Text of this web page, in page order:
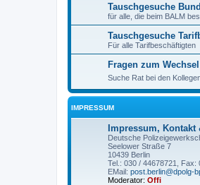
Tauschgesuche
für alle, die beim BALM
Tauschgesuche
Für alle Tarifbeschäftigten
Fragen zum
Suche Rat bei den
IMPRESSUM
Impressum, Kontakt
Deutsche
Seelower Straße 7
10439 Berlin
Tel.: 030 / 44678721, Fax:
EMail: post.berlin@dpolg-
Moderator: Offi